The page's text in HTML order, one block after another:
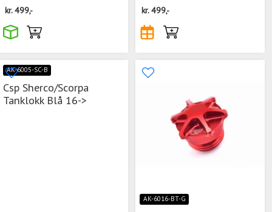
kr.499,- kr.499,-
AK-6005-SC-B
Csp Sherco/Scorpa
Tanklokk Blå 16->
AK-6016-BT-G